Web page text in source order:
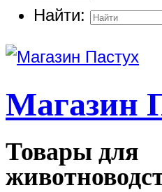
Найти:
Магазин
Товары для